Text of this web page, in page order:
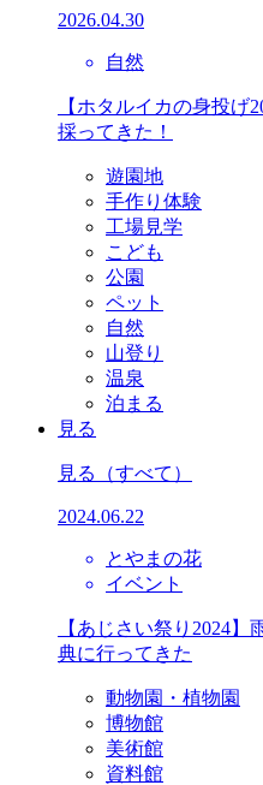
2026.04.30
自然
【ホタルイカの身投げ
採ってきた！
遊園地
手作り体験
工場見学
こども
公園
ペット
自然
山登り
温泉
泊まる
見る
見る （すべて）
2024.06.22
とやまの花
イベント
【あじさい祭り2024
典に行ってきた
動物園・植物園
博物館
美術館
資料館